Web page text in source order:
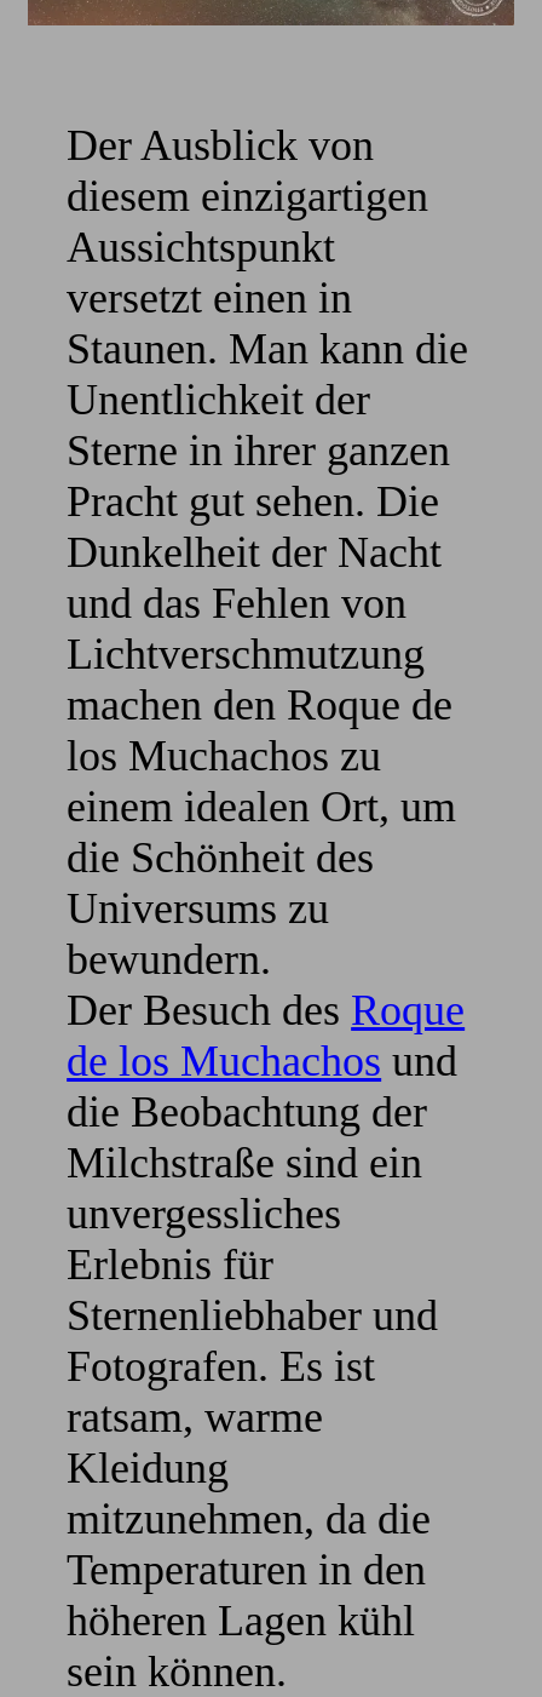
Der Ausblick von
diesem einzigartigen
Aussichtspunkt
versetzt einen in
Staunen. Man kann die
Unentlichkeit der
Sterne in ihrer ganzen
Pracht gut sehen. Die
Dunkelheit der Nacht
und das Fehlen von
Lichtverschmutzung
machen den Roque de
los Muchachos zu
einem idealen Ort, um
die Schönheit des
Universums zu
bewundern.
Der Besuch des Roque
de los Muchachos und
die Beobachtung der
Milchstraße sind ein
unvergessliches
Erlebnis für
Sternenliebhaber und
Fotografen. Es ist
ratsam, warme
Kleidung
mitzunehmen, da die
Temperaturen in den
höheren Lagen kühl
sein können.